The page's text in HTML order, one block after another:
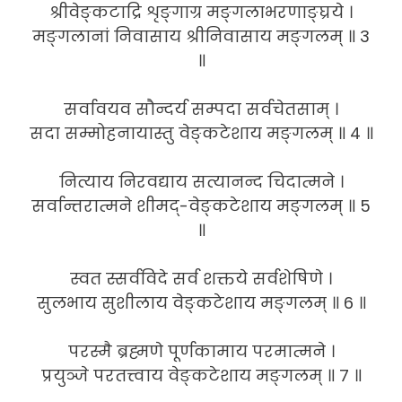
श्रीवेङ्कटाद्रि शृङ्गाग्र मङ्गलाभरणाङ्घ्रये ।
मङ्गलानां निवासाय श्रीनिवासाय मङ्गलम् ॥ 3
॥
सर्वावयव सौन्दर्य सम्पदा सर्वचेतसाम् ।
सदा सम्मोहनायास्तु वेङ्कटेशाय मङ्गलम् ॥ 4 ॥
नित्याय निरवद्याय सत्यानन्द चिदात्मने ।
सर्वान्तरात्मने शीमद्-वेङ्कटेशाय मङ्गलम् ॥ 5
॥
स्वत स्सर्वविदे सर्व शक्तये सर्वशेषिणे ।
सुलभाय सुशीलाय वेङ्कटेशाय मङ्गलम् ॥ 6 ॥
परस्मै ब्रह्मणे पूर्णकामाय परमात्मने ।
प्रयुञ्जे परतत्त्वाय वेङ्कटेशाय मङ्गलम् ॥ 7 ॥